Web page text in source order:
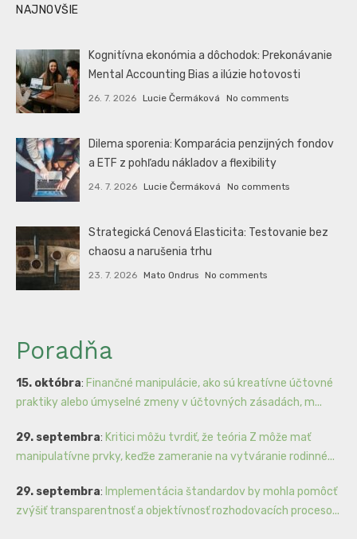
NAJNOVŠIE
Kognitívna ekonómia a dôchodok: Prekonávanie
Mental Accounting Bias a ilúzie hotovosti
26. 7. 2026 Lucie Čermáková No comments
Dilema sporenia: Komparácia penzijných fondov
a ETF z pohľadu nákladov a flexibility
24. 7. 2026 Lucie Čermáková No comments
Strategická Cenová Elasticita: Testovanie bez
chaosu a narušenia trhu
23. 7. 2026 Mato Ondrus No comments
Poradňa
15. októbra: Finančné manipulácie, ako sú kreatívne účtovné
praktiky alebo úmyselné zmeny v účtovných zásadách, m...
29. septembra: Kritici môžu tvrdiť, že teória Z môže mať
manipulatívne prvky, keďže zameranie na vytváranie rodinné...
29. septembra: Implementácia štandardov by mohla pomôcť
zvýšiť transparentnosť a objektívnosť rozhodovacích proceso...